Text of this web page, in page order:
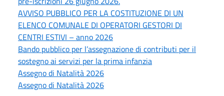
AVVISO PUBBLICO PER LA COSTITUZIONE DI UN
ELENCO COMUNALE DI OPERATORI GESTORI DI
CENTRI ESTIVI – anno 2026
Bando pubblico per l’assegnazione di contributi per il
sostegno ai servizi per la prima infanzia
Assegno di Natalità 2026
Assegno di Natalità 2026